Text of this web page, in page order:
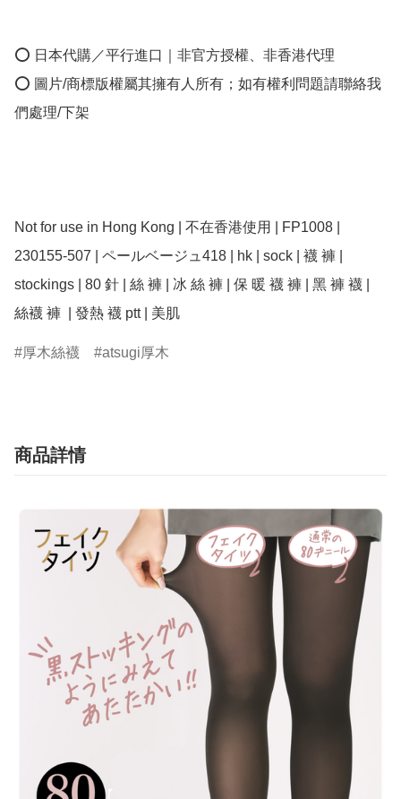
⭕ 日本代購／平行進口｜非官方授權、非香港代理
⭕ 圖片/商標版權屬其擁有人所有；如有權利問題請聯絡我
們處理/下架
Not for use in Hong Kong | 不在香港使用 | FP1008 |
230155-507 | ペールベージュ418 | hk | sock | 襪 褲 |
stockings | 80 針 | 絲 褲 | 冰 絲 褲 | 保 暖 襪 褲 | 黑 褲 襪 |
絲襪 褲  | 發熱 襪 ptt | 美肌
厚木絲襪 atsugi厚木
商品詳情